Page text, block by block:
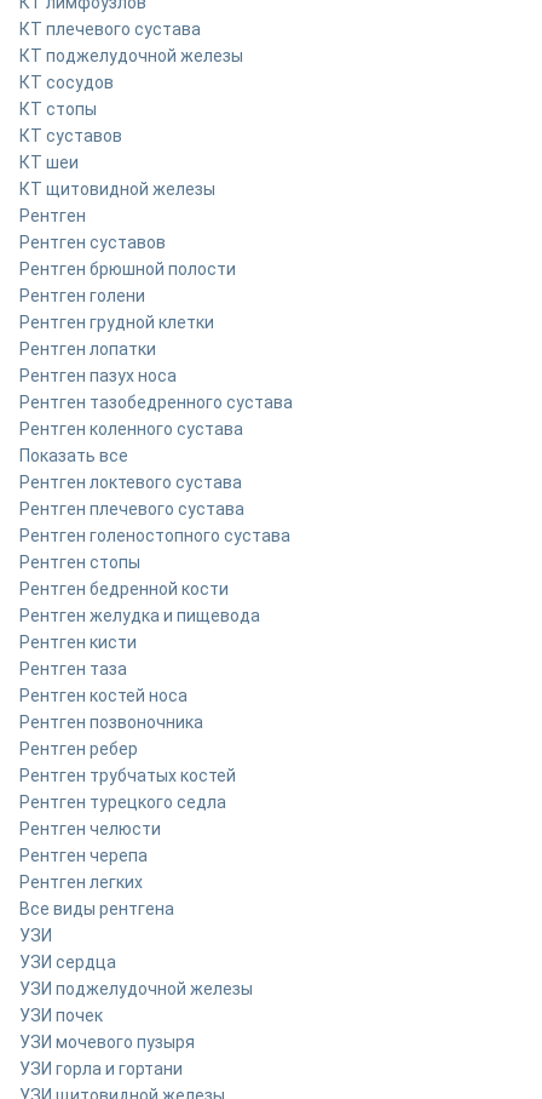
КТ плечевого сустава
КТ поджелудочной железы
КТ сосудов
КТ стопы
КТ суставов
КТ шеи
КТ щитовидной железы
Рентген
Рентген суставов
Рентген брюшной полости
Рентген голени
Рентген грудной клетки
Рентген лопатки
Рентген пазух носа
Рентген тазобедренного сустава
Рентген коленного сустава
Показать все
Рентген локтевого сустава
Рентген плечевого сустава
Рентген голеностопного сустава
Рентген стопы
Рентген бедренной кости
Рентген желудка и пищевода
Рентген кисти
Рентген таза
Рентген костей носа
Рентген позвоночника
Рентген ребер
Рентген трубчатых костей
Рентген турецкого седла
Рентген челюсти
Рентген черепа
Рентген легких
Все виды рентгена
УЗИ
УЗИ сердца
УЗИ поджелудочной железы
УЗИ почек
УЗИ мочевого пузыря
УЗИ горла и гортани